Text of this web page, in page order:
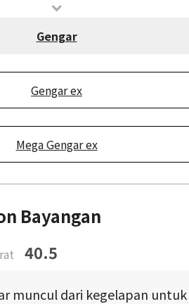
Gengar
Gengar ex
Mega Gengar ex
Bayangan
40.5
muncul dari kegelapan untuk